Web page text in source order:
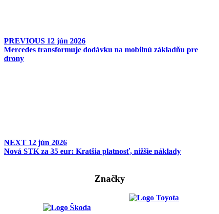
PREVIOUS 12 jún 2026
Mercedes transformuje dodávku na mobilnú základňu pre
drony
NEXT 12 jún 2026
Nová STK za 35 eur: Kratšia platnosť, nižšie náklady
Značky